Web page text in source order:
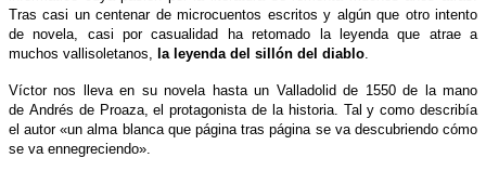
Tras casi un centenar de microcuentos escritos y algún que otro intento
de novela, casi por casualidad ha retomado la leyenda que atrae a
muchos vallisoletanos,
la leyenda del sillón del diablo
Víctor nos lleva en su novela hasta un Valladolid de 1550 de la mano
de Andrés de Proaza, el protagonista de la historia. Tal y como describía
el autor «un alma blanca que página tras página se va descubriendo cómo
se va ennegreciendo».